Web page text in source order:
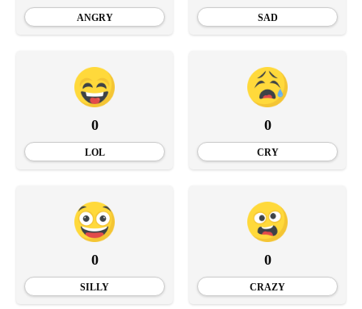
ANGRY SAD
0
LOL
0
CRY
0
SILLY
0
CRAZY